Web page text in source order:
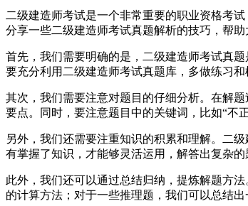
二级建造师考试是一个非常重要的职业资格考
分享一些二级建造师考试真题解析的技巧，帮助
首先，我们需要明确的是，二级建造师考试真
要充分利用二级建造师考试真题库，多做练习和
其次，我们需要注意对题目的仔细分析。在解
要点。同时，要注意题目中的关键词，比如“不
另外，我们还需要注重知识的积累和理解。二
有掌握了知识，才能够灵活运用，解答出复杂的
此外，我们还可以通过总结归纳，提炼解题方
的计算方法；对于一些推理题，我们可以总结